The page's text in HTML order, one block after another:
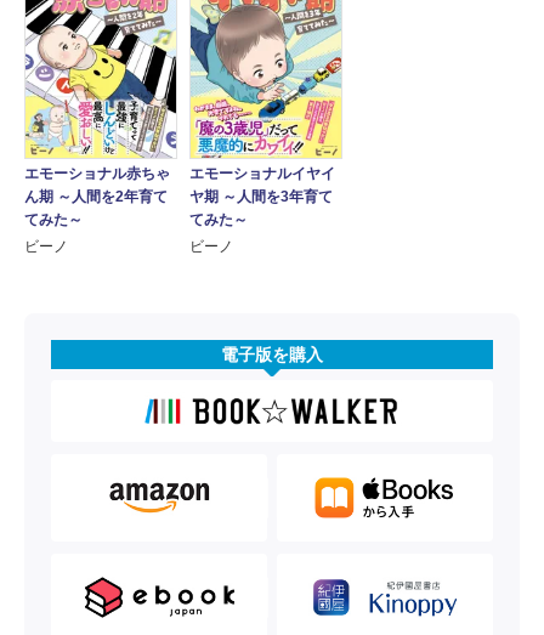
エモーショナル赤ちゃ
ん期 ～人間を2年育て
てみた～
ビーノ
エモーショナルイヤイ
ヤ期 ～人間を3年育て
てみた～
ビーノ
電子版を購入